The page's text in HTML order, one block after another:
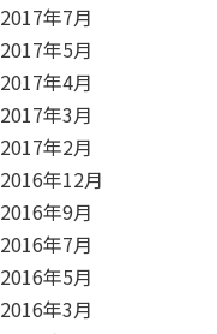
2017年7月
2017年5月
2017年4月
2017年3月
2017年2月
2016年12月
2016年9月
2016年7月
2016年5月
2016年3月